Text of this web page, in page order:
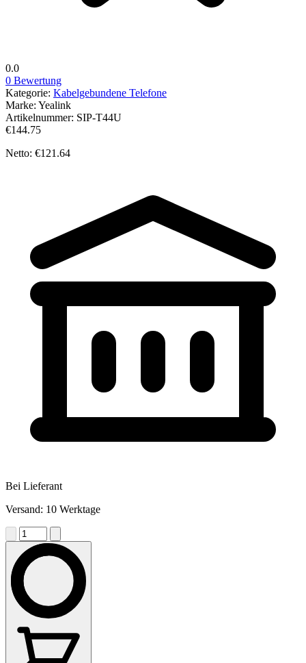
0.0
0 Bewertung
Kategorie: Kabelgebundene Telefone
Marke: Yealink
Artikelnummer: SIP-T44U
€144.75
Netto: €121.64
Bei Lieferant
Versand: 10 Werktage